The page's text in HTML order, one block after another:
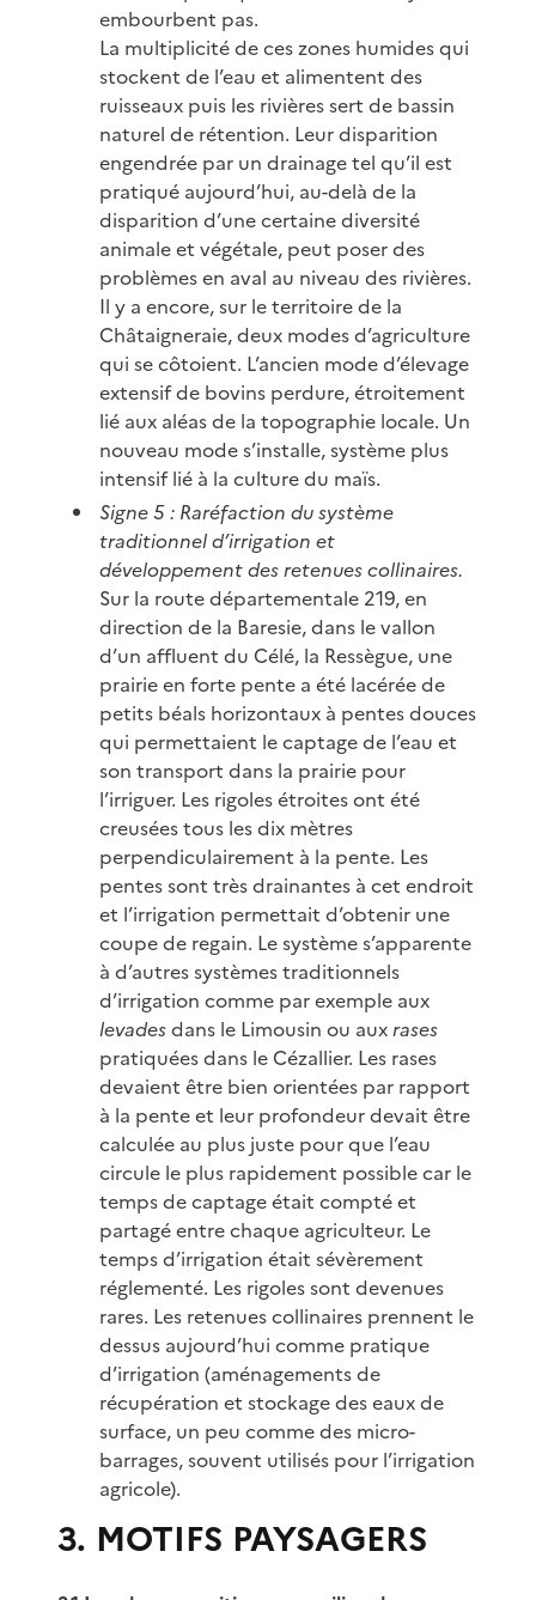
embourbent pas.
La multiplicité de ces zones humides qui
stockent de l’eau et alimentent des
ruisseaux puis les rivières sert de bassin
naturel de rétention. Leur disparition
engendrée par un drainage tel qu’il est
pratiqué aujourd’hui, au-delà de la
disparition d’une certaine diversité
animale et végétale, peut poser des
problèmes en aval au niveau des rivières.
Il y a encore, sur le territoire de la
Châtaigneraie, deux modes d’agriculture
qui se côtoient. L’ancien mode d’élevage
extensif de bovins perdure, étroitement
lié aux aléas de la topographie locale. Un
nouveau mode s’installe, système plus
intensif lié à la culture du maïs.
Signe 5 : Raréfaction du système
traditionnel d’irrigation et
développement des retenues collinaires.
Sur la route départementale 219, en
direction de la Baresie, dans le vallon
d’un affluent du Célé, la Ressègue, une
prairie en forte pente a été lacérée de
petits béals horizontaux à pentes douces
qui permettaient le captage de l’eau et
son transport dans la prairie pour
l’irriguer. Les rigoles étroites ont été
creusées tous les dix mètres
perpendiculairement à la pente. Les
pentes sont très drainantes à cet endroit
et l’irrigation permettait d’obtenir une
coupe de regain. Le système s’apparente
à d’autres systèmes traditionnels
d’irrigation comme par exemple aux
levadesdans le Limousin ou auxrases
pratiquées dans le Cézallier. Les rases
devaient être bien orientées par rapport
à la pente et leur profondeur devait être
calculée au plus juste pour que l’eau
circule le plus rapidement possible car le
temps de captage était compté et
partagé entre chaque agriculteur. Le
temps d’irrigation était sévèrement
réglementé. Les rigoles sont devenues
rares. Les retenues collinaires prennent le
dessus aujourd’hui comme pratique
d’irrigation (aménagements de
récupération et stockage des eaux de
surface, un peu comme des micro-
barrages, souvent utilisés pour l’irrigation
agricole).
3. MOTIFS PAYSAGERS